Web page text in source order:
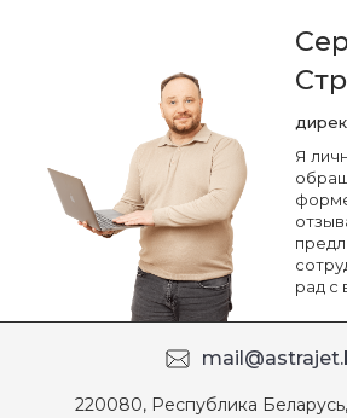
Я
рад с
220080, Республика